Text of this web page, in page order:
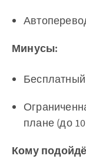
Минусы:
плане (до
Кому